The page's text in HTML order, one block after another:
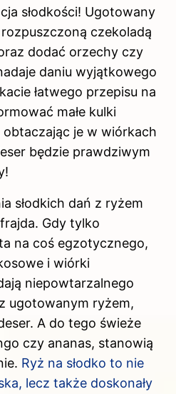
słodkości! Ugotowany
czekoladą
dodać orzechy czy
daniu wyjątkowego
łatwego przepisu na
małe kulki
je w wiórkach
będzie prawdziwym
słodkich dań z ryżem
Gdy tylko
na coś egzotycznego,
i wiórki
niepowtarzalnego
ugotowanym ryżem,
A do tego świeże
czy ananas, stanowią
Ryż na słodko to nie
lecz także doskonały